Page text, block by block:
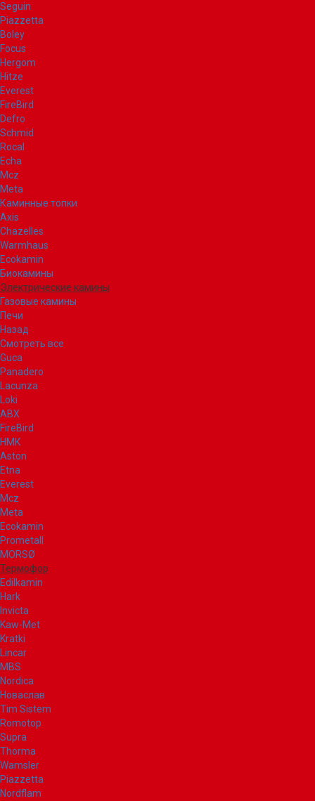
Seguin
Piazzetta
Boley
Focus
Hergom
Hitze
Everest
FireBird
Defro
Schmid
Rocal
Echa
Mcz
Meta
Каминные топки
Axis
Chazelles
Warmhaus
Ecokamin
Биокамины
Электрические камины
Газовые камины
Печи
Назад
Смотреть все
Guca
Panadero
Lacunza
Loki
ABX
FireBird
НМК
Aston
Etna
Everest
Mcz
Meta
Ecokamin
Prometall
MORSØ
Термофор
Edilkamin
Hark
Invicta
Kaw-Met
Kratki
Lincar
MBS
Nordica
Новаслав
Tim Sistem
Romotop
Supra
Thorma
Wamsler
Piazzetta
Nordflam